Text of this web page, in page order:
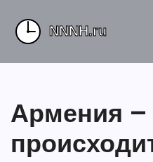
Армения –